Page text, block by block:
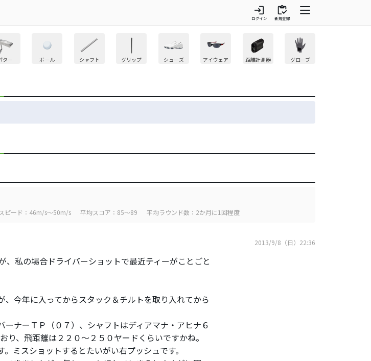
login
ログイン
inventory
新規登録
ター ボール シャフト グリップ シューズ アイウェア 距離計測器 グローブ
ピード：46m/s～50m/s 平均スコア：85～89 平均ラウンド数：2か月に1回程度
2013/9/8（日）22:36
、私の場合ドライバーショットで最近ティーがことごと
、今年に入ってからスタック＆チルトを取り入れてから
ーナーＴＰ（０７）、シャフトはディアマナ・アヒナ６
り、飛距離は２２０〜２５０ヤードくらいですかね。
ミスショットするとたいがい右プッシュです。